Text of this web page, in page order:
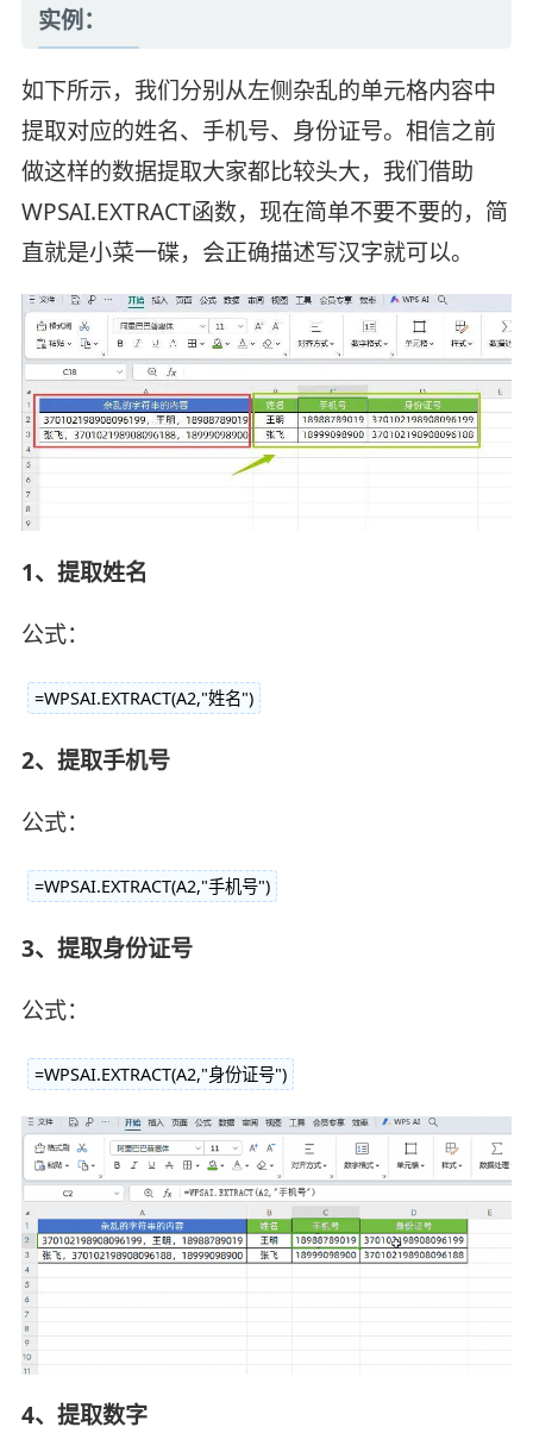
实例：
如下所示，我们分别从左侧杂乱的单元格内容中
提取对应的姓名、手机号、身份证号。相信之前
做这样的数据提取大家都比较头大，我们借助
WPSAI.EXTRACT函数，现在简单不要不要的，简
直就是小菜一碟，会正确描述写汉字就可以。
1、提取姓名
公式：
=WPSAI.EXTRACT(A2,"姓名")
2、提取手机号
公式：
=WPSAI.EXTRACT(A2,"手机号")
3、提取身份证号
公式：
=WPSAI.EXTRACT(A2,"身份证号")
4、提取数字